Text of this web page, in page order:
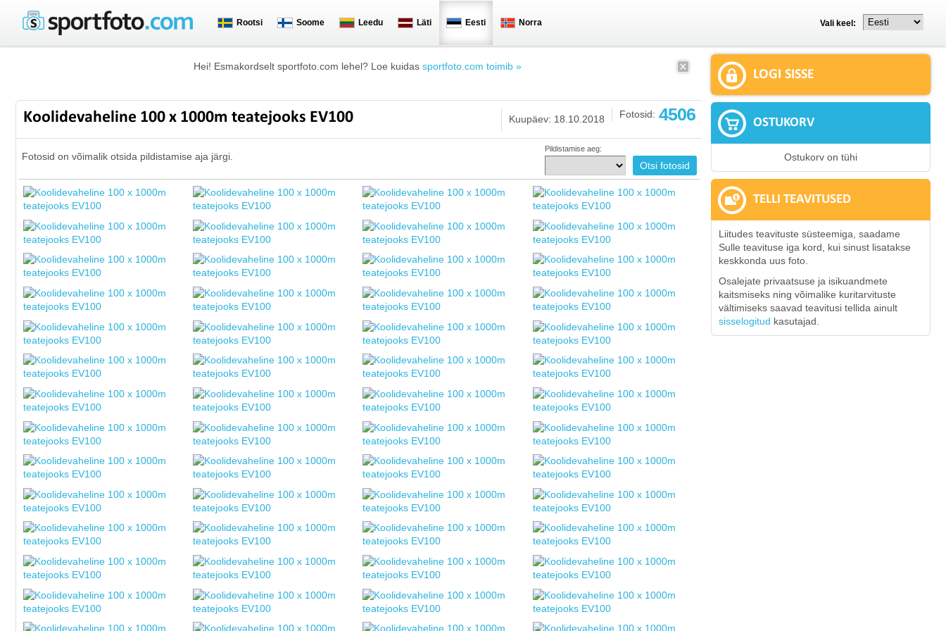
Rootsi Soome Leedu Läti Eesti Norra Vali keel:
Hei! Esmakordselt sportfoto.com lehel? Loe kuidas sportfoto.com toimib »
Koolidevaheline 100 x 1000m teatejooks EV100 Fotosid: 4506
Kuupäev: 18.10.2018
Fotosid on võimalik otsida pildistamise aja järgi.
Pildistamise aeg:
LOGI SISSE
OSTUKORV
Ostukorv on tühi
TELLI TEAVITUSED
Liitudes teavituste süsteemiga, saadame
Sulle teavituse iga kord, kui sinust lisatakse
keskkonda uus foto.
Osalejate privaatsuse ja isikuandmete
kaitsmiseks ning võimalike kuritarvituste
vältimiseks saavad teavitusi tellida ainult
sisselogitud kasutajad.